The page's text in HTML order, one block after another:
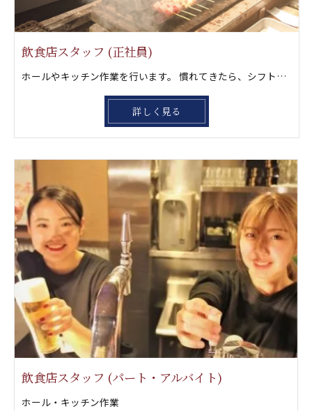
飲食店スタッフ (正社員)
ホールやキッチン作業を行います。 慣れてきたら、シフト管理や店舗全体の 運営にチャレンジしていきましょう。店長経験を積んでもらったら独立に向けて更にステップアップしましょう‼️ もちろん一緒に風林火山グループを大きくして行きたい方も大歓迎です。
詳しく見る
飲食店スタッフ (パート・アルバイト)
ホール・キッチン作業